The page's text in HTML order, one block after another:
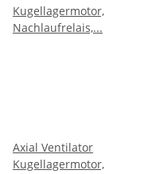
Axial Ventilator
Kugellagermotor,